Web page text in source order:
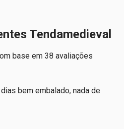
Tendamedieval
base em 38 avaliações
bem embalado, nada de